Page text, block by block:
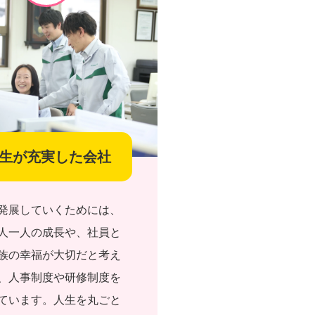
が充実した会社
展していくためには、
一人の成長や、社員と
の幸福が大切だと考え
人事制度や研修制度を
います。人生を丸ごと